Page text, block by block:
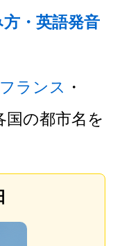
・英語発音
フランス ・
国の都市名を